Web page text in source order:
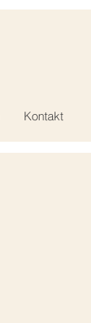
Kontakt